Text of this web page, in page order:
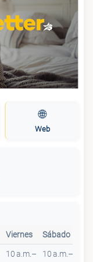
🌐
Web
Viernes Sábado
10 a.m.–
10 a.m.–